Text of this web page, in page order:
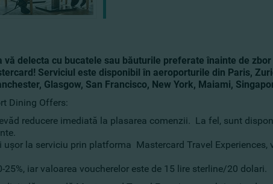
vă delecta cu bucatele sau băuturile preferate înainte de
Serviciul este disponibil în aeroporturile din Paris,
Glasgow, San Francisco, New York, Maiami,
Dining Offers:
reducere imediată la plasarea comenzii. La fel, sunt
la serviciu prin platforma Mastercard Travel Experiences,
25%, iar valoarea voucherelor este de 15 lire sterline/20 dolari.